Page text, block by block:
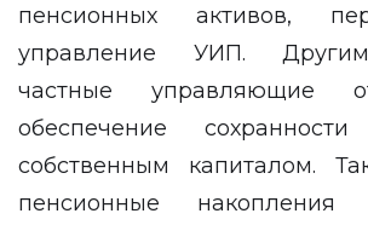
пенсионных активов,
управление УИП.
частные управляющие
обеспечение
собственным капиталом.
пенсионные